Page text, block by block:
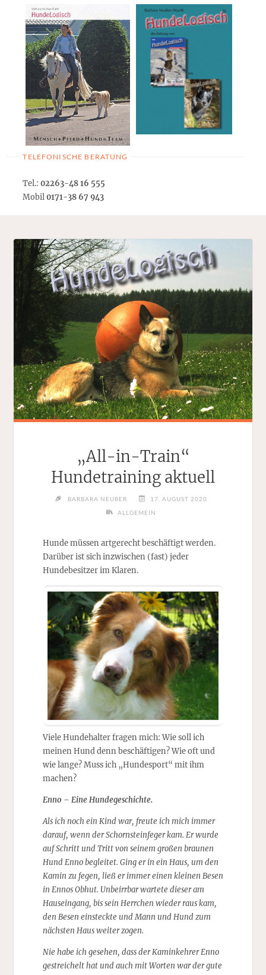
TELEFONISCHE BERATUNG
Tel.:02263-48 16 555
Mobil0171-38 67 943
„All-in-Train“
Hundetraining aktuell
BARBARA NEUBER
17. AUGUST 2020
ALLGEMEIN
Hunde müssen artgerecht beschäftigt werden.
Darüber ist sich inzwischen (fast) jeder
Hundebesitzer im Klaren.
Viele Hundehalter fragen mich: Wie soll ich
meinen Hund denn beschäftigen? Wie oft und
wie lange? Muss ich „Hundesport“ mit ihm
machen?
Enno – Eine Hundegeschichte.
Als ich noch ein Kind war, freute ich mich immer
darauf, wenn der Schornsteinfeger kam. Er wurde
auf Schritt und Tritt von seinem großen braunen
Hund Enno begleitet. Ging er in ein Haus, um den
Kamin zu fegen, ließ er immer einen kleinen Besen
in Ennos Obhut. Unbeirrbar wartete dieser am
Hauseingang, bis sein Herrchen wieder raus kam,
den Besen einsteckte und Mann und Hund zum
nächsten Haus weiter zogen.
Nie habe ich gesehen, dass der Kaminkehrer Enno
gestreichelt hat und auch mit Worten war der gute